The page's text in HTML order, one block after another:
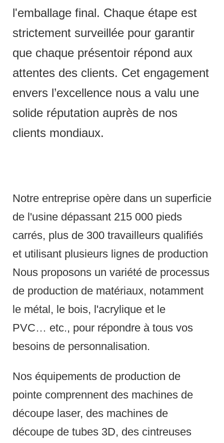
l'emballage final. Chaque étape est
strictement surveillée pour garantir
que chaque présentoir répond aux
attentes des clients. Cet engagement
envers l’excellence nous a valu une
solide réputation auprès de nos
clients mondiaux.
Notre entreprise opère dans un superficie
de l'usine dépassant 215 000 pieds
carrés, plus de 300 travailleurs qualifiés
et utilisant plusieurs lignes de production
Nous proposons un variété de processus
de production de matériaux, notamment
le métal, le bois, l'acrylique et le
PVC… etc., pour répondre à tous vos
besoins de personnalisation.
Nos équipements de production de
pointe comprennent des machines de
découpe laser, des machines de
découpe de tubes 3D, des cintreuses